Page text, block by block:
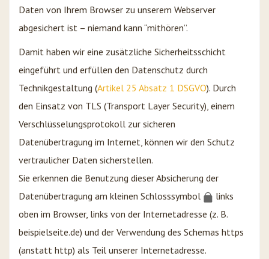
Daten von Ihrem Browser zu unserem Webserver
abgesichert ist – niemand kann “mithören”.
Damit haben wir eine zusätzliche Sicherheitsschicht
eingeführt und erfüllen den Datenschutz durch
Technikgestaltung (Artikel 25 Absatz 1 DSGVO). Durch
den Einsatz von TLS (Transport Layer Security), einem
Verschlüsselungsprotokoll zur sicheren
Datenübertragung im Internet, können wir den Schutz
vertraulicher Daten sicherstellen.
Sie erkennen die Benutzung dieser Absicherung der
Datenübertragung am kleinen Schlosssymbol
links
oben im Browser, links von der Internetadresse (z. B.
beispielseite.de) und der Verwendung des Schemas https
(anstatt http) als Teil unserer Internetadresse.